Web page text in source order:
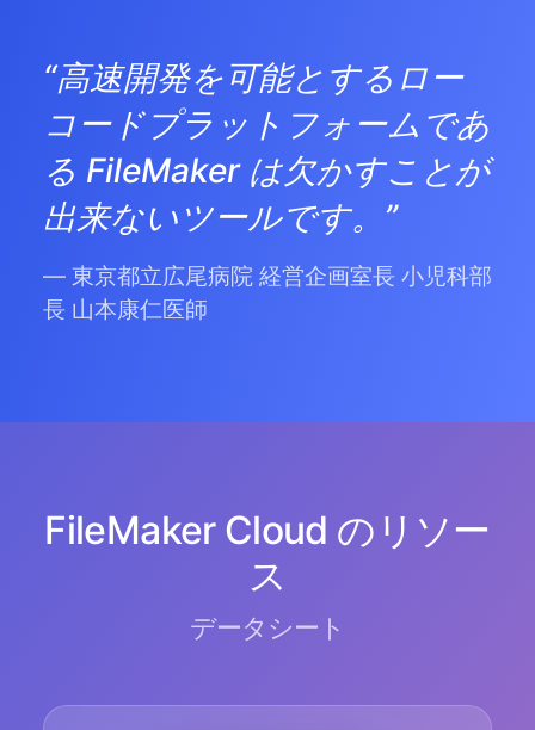
“高速開発を可能とするロー
コードプラットフォームであ
る FileMaker は欠かすことが
出来ないツールです。”
— 東京都立広尾病院 経営企画室長 小児科部
長 山本康仁医師
FileMaker Cloud のリソー
ス
データシート